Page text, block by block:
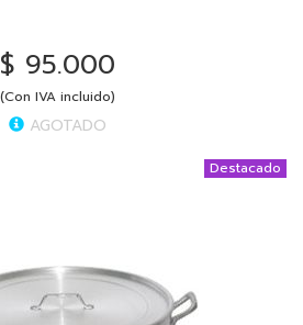
$ 95.000
(Con IVA incluido)
AGOTADO
Destacado